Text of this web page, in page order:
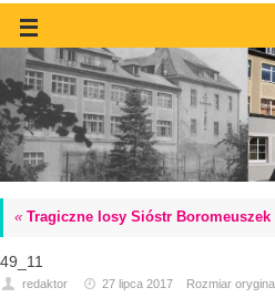
« Tragiczne losy Sióstr
49_11
redaktor 27 lipca 2017 Rozmiar